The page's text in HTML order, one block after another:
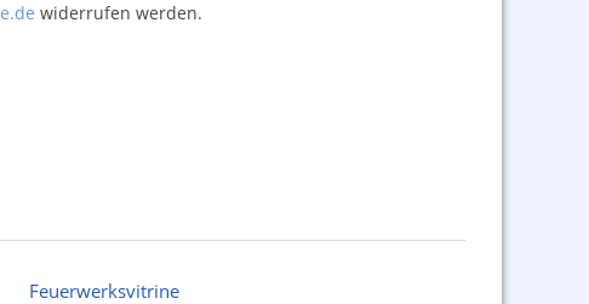
widerrufen werden.
Feuerwerksvitrine